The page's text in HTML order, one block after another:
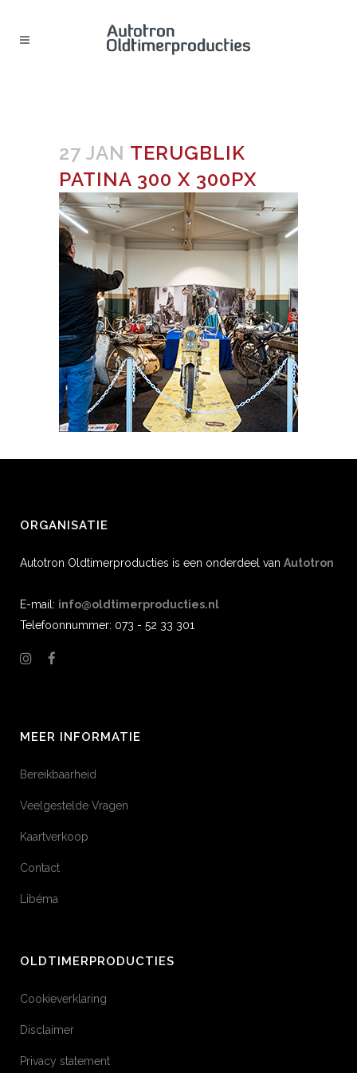
27 JAN TERUGBLIK
PATINA 300 X 300PX
ORGANISATIE
Autotron Oldtimerproducties is een onderdeel van Autotron
E-mail: info@oldtimerproducties.nl
Telefoonnummer: 073 - 52 33 301
MEER INFORMATIE
Bereikbaarheid
Veelgestelde Vragen
Kaartverkoop
Contact
Libéma
OLDTIMERPRODUCTIES
Cookieverklaring
Disclaimer
Privacy statement